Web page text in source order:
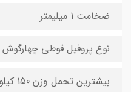
ضخامت 1 میلیمتر
نوع پروفیل قوطی چهارگوش
بیشترین تحمل وزن 150 کیلوگرم